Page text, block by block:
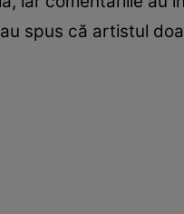
spus că artistul